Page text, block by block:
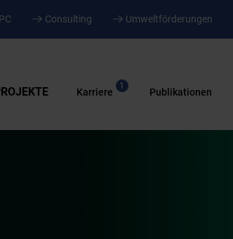
Consulting Umweltförderungen
Karriere
1
Publikationen